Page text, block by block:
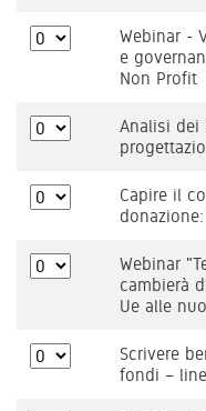
Webinar -
e
Non Profit
Analisi dei
Capire il
Webinar
cambierà
Ue alle
Scrivere
fondi –